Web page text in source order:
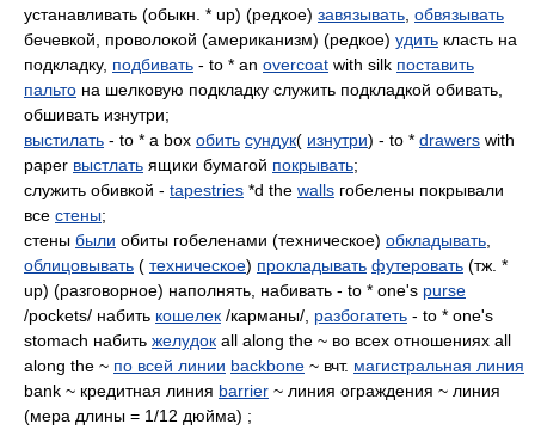
устанавливать (обыкн. * up) (редкое) завязывать обвязывать
бечевкой, проволокой (американизм) (редкое) удить класть на
подкладку, подбивать - to * an overcoat with silk поставить
пальто на шелковую подкладку служить подкладкой обивать,
обшивать изнутри;
выстилать - to * a box обить сундук( изнутри) - to * drawers with
paper выстлать ящики бумагой покрывать;
служить обивкой - tapestries *d the walls гобелены покрывали
все стены;
стены были обиты гобеленами (техническое) обкладывать
облицовывать ( техническое) прокладывать футеровать (тж. *
up) (разговорное) наполнять, набивать - to * one's purse
/pockets/ набить кошелек /карманы/, разбогатеть - to * one's
stomach набить желудок all along the ~ во всех отношениях all
along the ~ по всей линии backbone ~ вчт. магистральная линия
bank ~ кредитная линия barrier ~ линия ограждения ~ линия
(мера длины = 1/12 дюйма) ;